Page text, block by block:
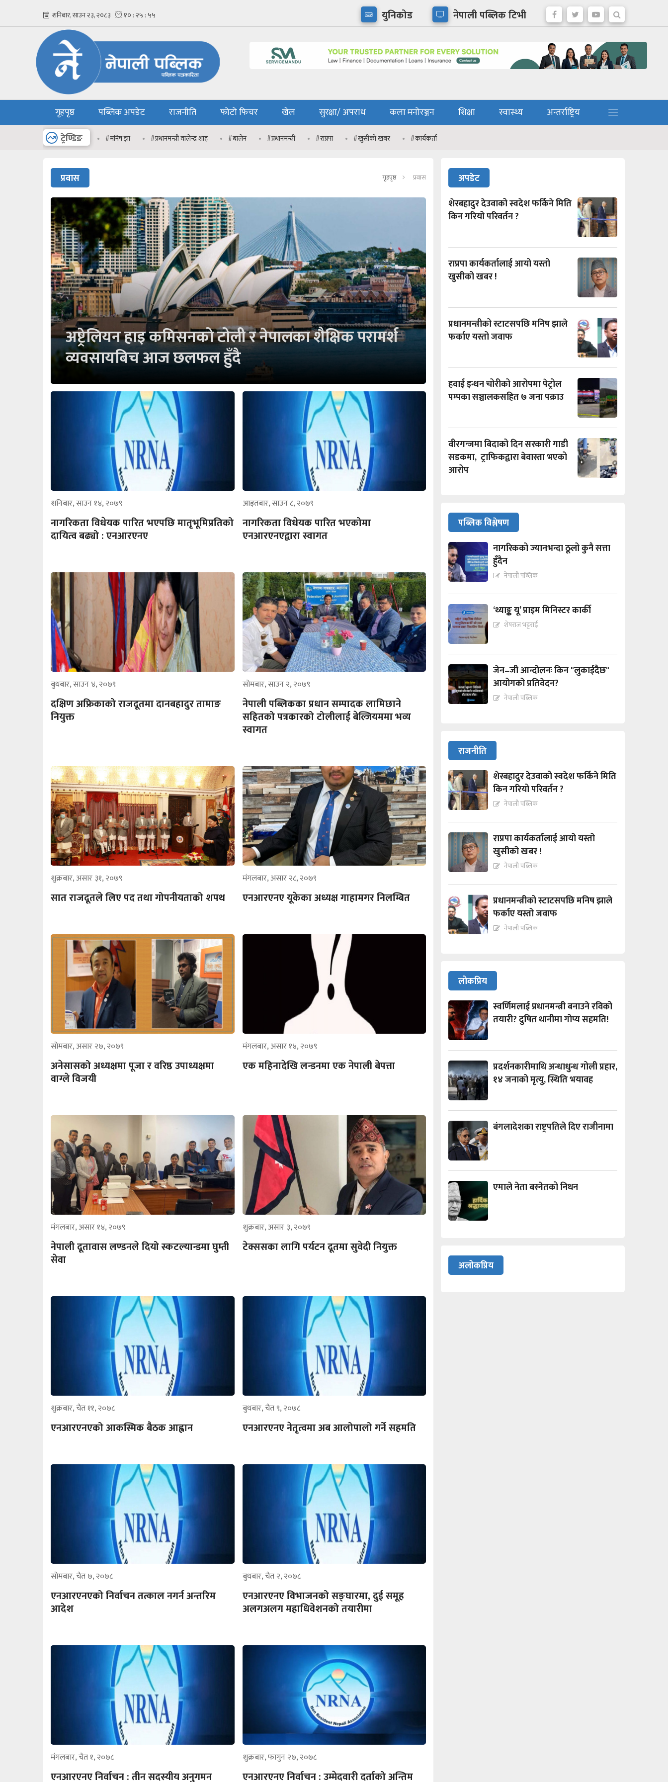
युनिकोड नेपाली पब्लिक टिभी
गृहपृष्ठ पब्लिक अपडेट राजनीति फोटो फिचर खेल सुरक्षा/ अपराध कला मनोरञ्जन शिक्षा स्वास्थ्य
अन्तर्राष्ट्रिय
अन्य
ट्रेण्डिङ #मनिष झा #प्रधानमन्त्री वालेन्द्र शाह #बालेन #प्रधानमन्त्री #राप्रपा #खुसीको खबर #कार्यकर्ता
प्रवास गृहपृष्ठ प्रवास
अष्ट्रेलियन हाइ कमिसनको टोली र नेपालका शैक्षिक परामर्श
व्यवसायबिच आज छलफल हुँदै
शनिबार, साउन १४, २०७९
नागरिकता विधेयक पारित भएपछि मातृभूमिप्रतिको
दायित्व बढ्यो : एनआरएनए
आइतबार, साउन ८, २०७९
नागरिकता विधेयक पारित भएकोमा
एनआरएनएद्वारा स्वागत
बुधबार, साउन ४, २०७९
दक्षिण अफ्रिकाको राजदूतमा दानबहादुर तामाङ
नियुक्त
सोमबार, साउन २, २०७९
नेपाली पब्लिकका प्रधान सम्पादक लामिछाने
सहितको पत्रकारको टोलीलाई बेल्जियममा भव्य
स्वागत
शुक्रबार, असार ३१, २०७९
सात राजदूतले लिए पद तथा गोपनीयताको शपथ
मंगलबार, असार २८, २०७९
एनआरएनए यूकेका अध्यक्ष गाहामगर निलम्बित
सोमबार, असार २७, २०७९
अनेसासको अध्यक्षमा पूजा र वरिष्ठ उपाध्यक्षमा
वाग्ले विजयी
मंगलबार, असार १४, २०७९
एक महिनादेखि लन्डनमा एक नेपाली बेपत्ता
मंगलबार, असार १४, २०७९
नेपाली दूतावास लण्डनले दियो स्कटल्यान्डमा घुम्ती
सेवा
शुक्रबार, असार ३, २०७९
टेक्ससका लागि पर्यटन दूतमा सुवेदी नियुक्त
शुक्रबार, चैत ११, २०७८
एनआरएनएको आकस्मिक बैठक आह्वान
बुधबार, चैत ९, २०७८
एनआरएनए नेतृत्वमा अब आलोपालो गर्ने सहमति
सोमबार, चैत ७, २०७८
एनआरएनएको निर्वाचन तत्काल नगर्न अन्तरिम
आदेश
बुधबार, चैत २, २०७८
एनआरएनए विभाजनको सङ्घारमा, दुई समूह
अलगअलग महाधिवेशनको तयारीमा
मंगलबार, चैत १, २०७८
एनआरएनए निर्वाचन : तीन सदस्यीय अनुगमन
शुक्रबार, फागुन २७, २०७८
एनआरएनए निर्वाचन : उम्मेदवारी दर्ताको अन्तिम
अपडेट
शेरबहादुर देउवाको स्वदेश फर्किने मिति
किन गरियो परिवर्तन ?
राप्रपा कार्यकर्तालाई आयो यस्तो
खुसीको खबर !
प्रधानमन्त्रीको स्टाटसपछि मनिष झाले
फर्काए यस्तो जवाफ
हवाई इन्धन चोरीको आरोपमा पेट्रोल
पम्पका सञ्चालकसहित ७ जना पक्राउ
वीरगन्जमा बिदाको दिन सरकारी गाडी
सडकमा, ट्राफिकद्वारा बेवास्ता भएको
आरोप
पब्लिक विश्लेषण
नागरिकको ज्यानभन्दा ठूलो कुनै सत्ता
हुँदैन
नेपाली पब्लिक
‘थ्याङ्क यू’ प्राइम मिनिस्टर कार्की
शेषराज भट्टराई
जेन–जी आन्दोलनः किन "लुकाईदैछ"
आयोगको प्रतिवेदन?
नेपाली पब्लिक
राजनीति
शेरबहादुर देउवाको स्वदेश फर्किने मिति
किन गरियो परिवर्तन ?
नेपाली पब्लिक
राप्रपा कार्यकर्तालाई आयो यस्तो
खुसीको खबर !
नेपाली पब्लिक
प्रधानमन्त्रीको स्टाटसपछि मनिष झाले
फर्काए यस्तो जवाफ
नेपाली पब्लिक
लोकप्रिय
स्वर्णिमलाई प्रधानमन्त्री बनाउने रविको
तयारी? दुषित थानीमा गोप्य सहमति!
प्रदर्शनकारीमाथि अन्धाधुन्ध गोली प्रहार,
१४ जनाको मृत्यु, स्थिति भयावह
बंगलादेशका राष्ट्रपतिले दिए राजीनामा
एमाले नेता बस्नेतको निधन
अलोकप्रिय